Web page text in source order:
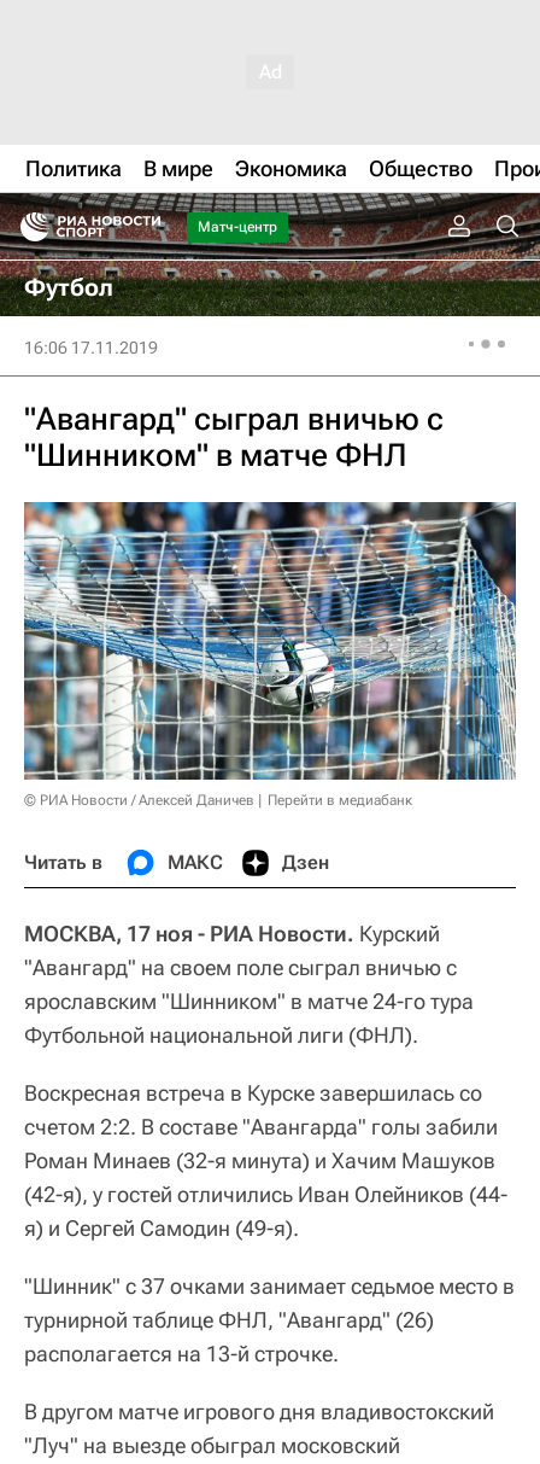
Политика В мире Экономика Общество
Матч-центр
Футбол
16:06 17.11.2019
"Авангард" сыграл вничью с
"Шинником" в матче ФНЛ
© РИА Новости / Алексей Даничев Перейти в медиабанк
Читать в МАКС Дзен
МОСКВА, 17 ноя - РИА Новости. Курский
"Авангард" на своем поле сыграл вничью с
ярославским "Шинником" в матче 24-го тура
Футбольной национальной лиги (ФНЛ).
Воскресная встреча в Курске завершилась со
счетом 2:2. В составе "Авангарда" голы забили
Роман Минаев (32-я минута) и Хачим Машуков
(42-я), у гостей отличились Иван Олейников (44-
я) и Сергей Самодин (49-я).
"Шинник" с 37 очками занимает седьмое место в
турнирной таблице ФНЛ, "Авангард" (26)
располагается на 13-й строчке.
В другом матче игрового дня владивостокский
"Луч" на выезде обыграл московский